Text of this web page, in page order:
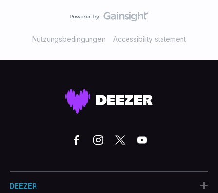
Nutzungsbedingungen Accessibility statement
DEEZER +